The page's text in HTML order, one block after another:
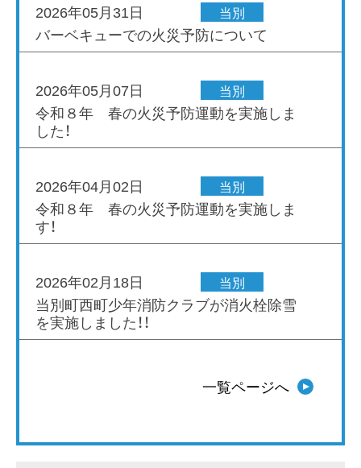
2026年05月31日 当別
バーベキューでの火災予防について
2026年05月07日 当別
令和８年 春の火災予防運動を実施しま
した！
2026年04月02日 当別
令和８年 春の火災予防運動を実施しま
す！
2026年02月18日 当別
当別町西町少年消防クラブが消火栓除雪
を実施しました！！
当別
一覧ページへ